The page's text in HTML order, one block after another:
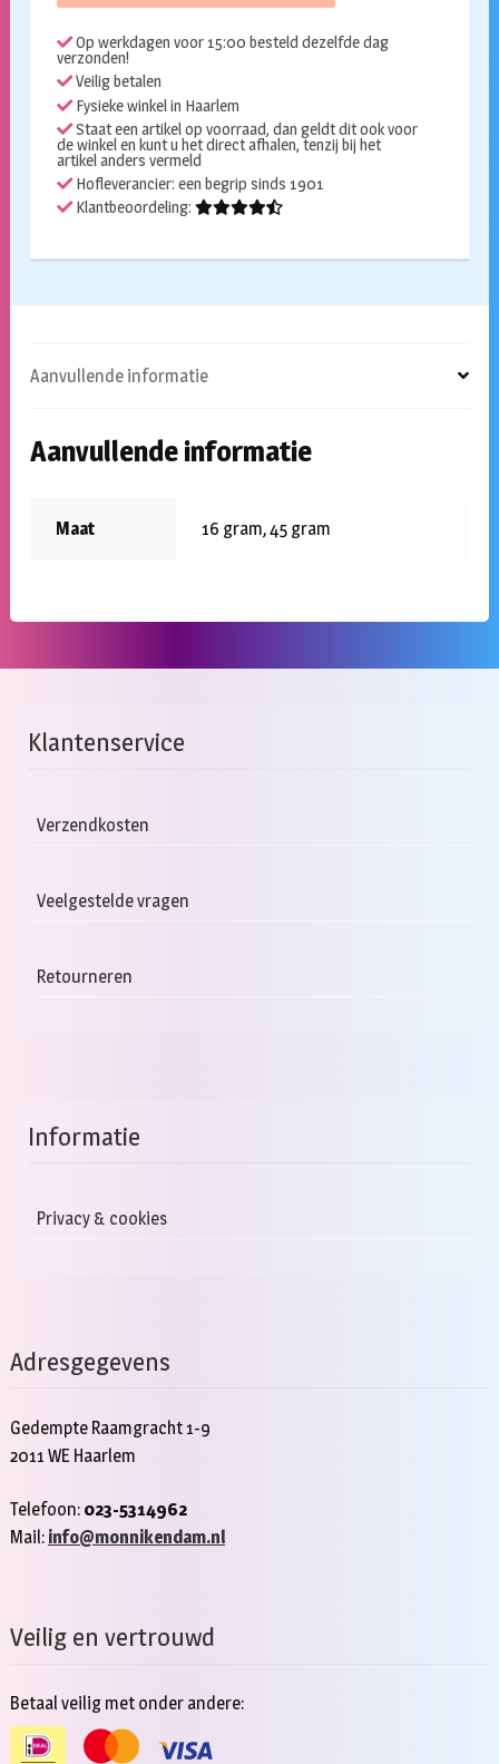
Op werkdagen voor 15:00 besteld dezelfde dag
verzonden!
Veilig betalen
Fysieke winkel in Haarlem
Staat een artikel op voorraad, dan geldt dit ook voor
de winkel en kunt u het direct afhalen, tenzij bij het
artikel anders vermeld
Hofleverancier: een begrip sinds 1901
Klantbeoordeling:
Aanvullende informatie
Aanvullende informatie
Maat 16 gram, 45 gram
Klantenservice
Verzendkosten
Veelgestelde vragen
Retourneren
Informatie
Privacy & cookies
Adresgegevens
Gedempte Raamgracht 1-9
2011 WE Haarlem
Telefoon: 023-5314962
Mail: info@monnikendam.nl
Veilig en vertrouwd
Betaal veilig met onder andere: